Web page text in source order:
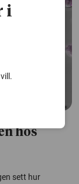
hos
sett hur
i